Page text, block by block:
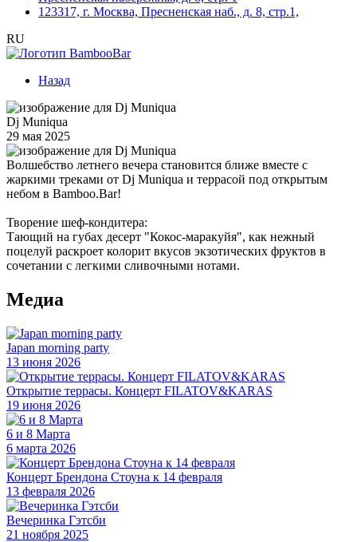
123317, г. Москва, Пресненская наб., д. 8, стр.1,
RU
Назад
Dj Muniqua
29 мая 2025
Волшебство летнего вечера становится ближе вместе с
жаркими треками от Dj Muniqua и террасой под открытым
небом в Bamboo.Bar!
Творение шеф-кондитера:
Тающий на губах десерт "Кокос-маракуйя", как нежный
поцелуй раскроет колорит вкусов экзотических фруктов в
сочетании с легкими сливочными нотами.
Медиа
Japan morning party
13 июня 2026
Открытие террасы. Концерт FILATOV&KARAS
19 июня 2026
6 и 8 Марта
6 марта 2026
Концерт Брендона Стоуна к 14 февраля
13 февраля 2026
Вечеринка Гэтсби
21 ноября 2025